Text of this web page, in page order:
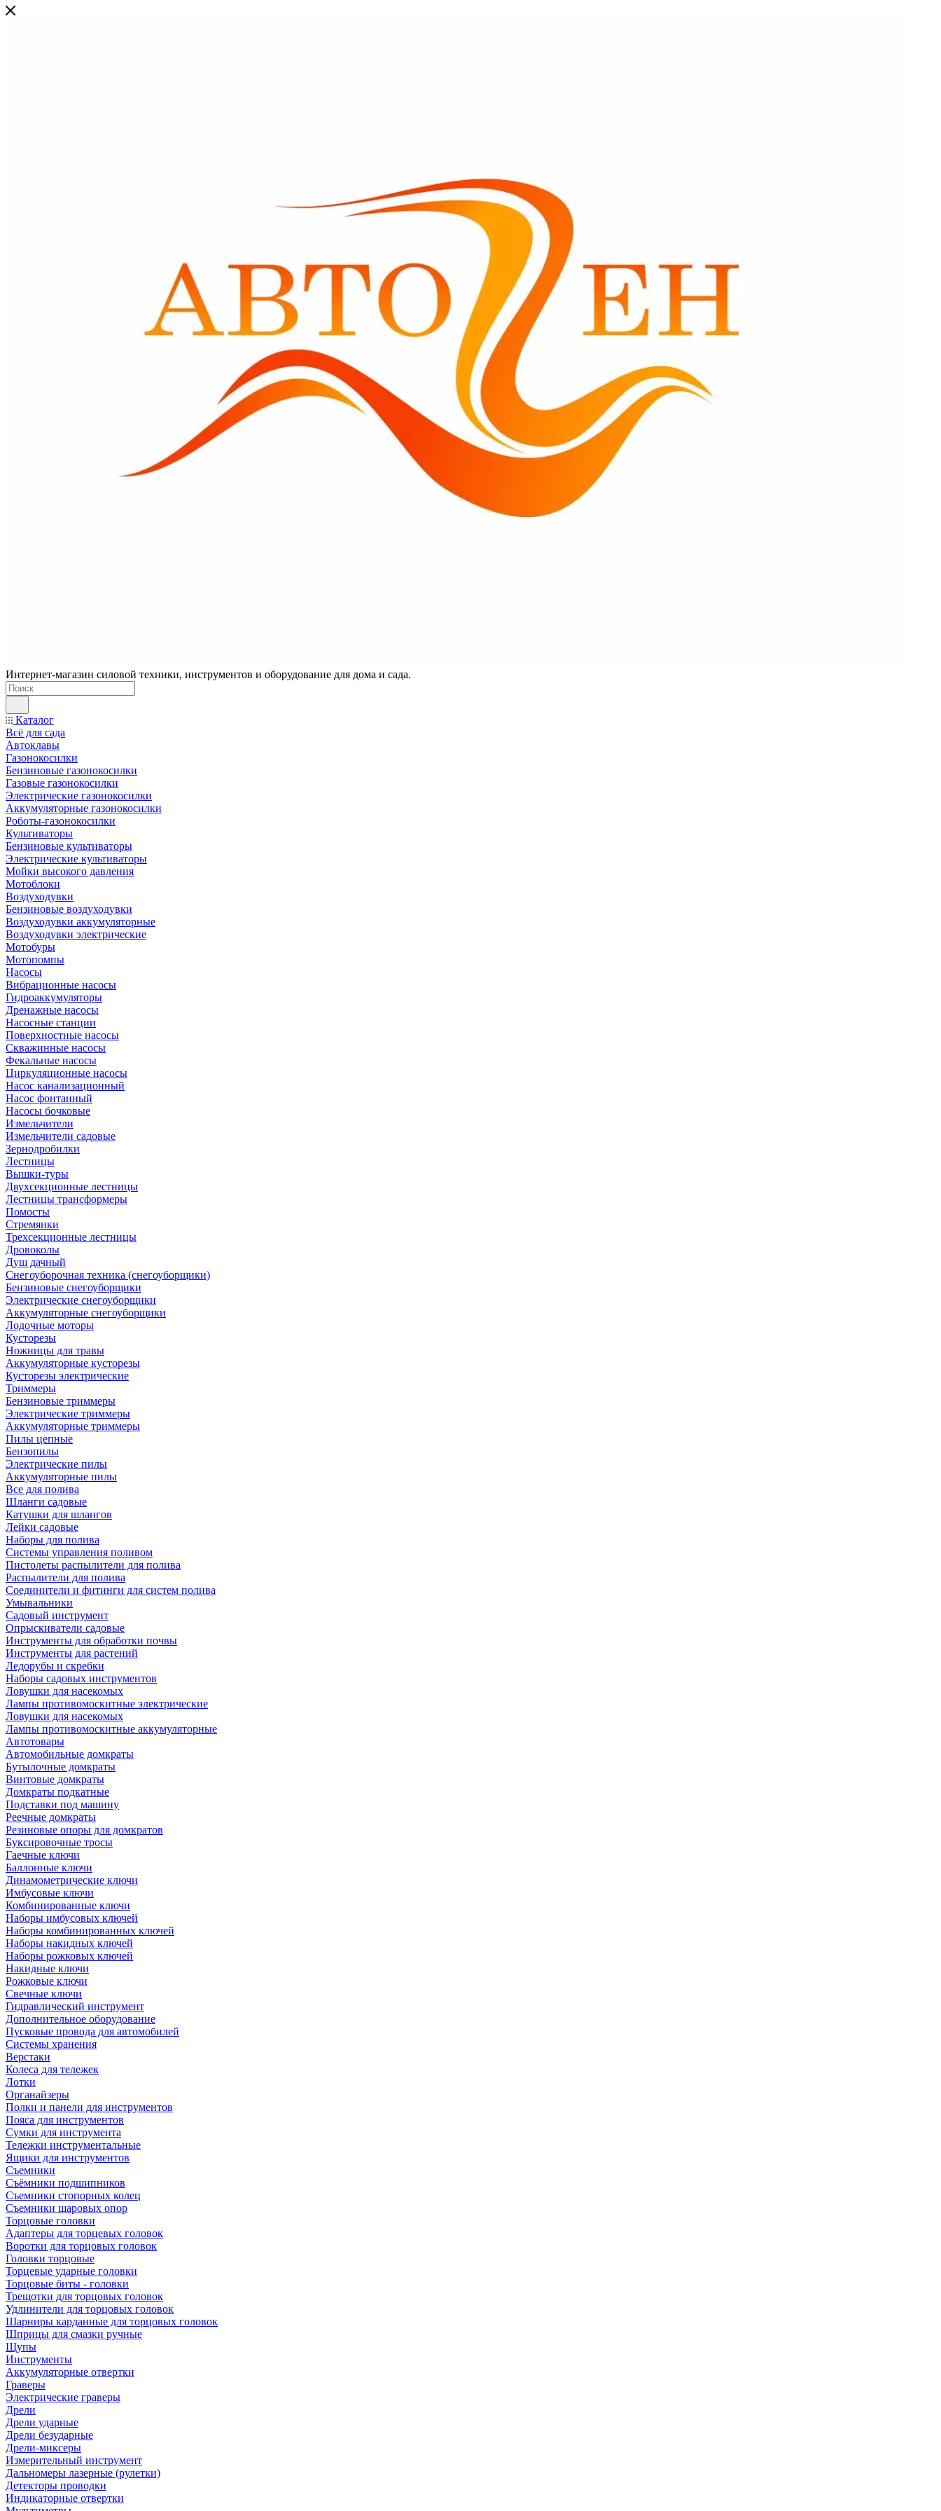
Интернет-магазин силовой техники, инструментов и оборудование для дома и сада.
Каталог
Всё для сада
Автоклавы
Газонокосилки
Бензиновые газонокосилки
Газовые газонокосилки
Электрические газонокосилки
Аккумуляторные газонокосилки
Роботы-газонокосилки
Культиваторы
Бензиновые культиваторы
Электрические культиваторы
Мойки высокого давления
Мотоблоки
Воздуходувки
Бензиновые воздуходувки
Воздуходувки аккумуляторные
Воздуходувки электрические
Мотобуры
Мотопомпы
Насосы
Вибрационные насосы
Гидроаккумуляторы
Дренажные насосы
Насосные станции
Поверхностные насосы
Скважинные насосы
Фекальные насосы
Циркуляционные насосы
Насос канализационный
Насос фонтанный
Насосы бочковые
Измельчители
Измельчители садовые
Зернодробилки
Лестницы
Вышки-туры
Двухсекционные лестницы
Лестницы трансформеры
Помосты
Стремянки
Трехсекционные лестницы
Дровоколы
Душ дачный
Снегоуборочная техника (снегоуборщики)
Бензиновые снегоуборщики
Электрические снегоуборщики
Аккумуляторные снегоуборщики
Лодочные моторы
Кусторезы
Ножницы для травы
Аккумуляторные кусторезы
Кусторезы электрические
Триммеры
Бензиновые триммеры
Электрические триммеры
Аккумуляторные триммеры
Пилы цепные
Бензопилы
Электрические пилы
Аккумуляторные пилы
Все для полива
Шланги садовые
Катушки для шлангов
Лейки садовые
Наборы для полива
Системы управления поливом
Пистолеты распылители для полива
Распылители для полива
Соединители и фитинги для систем полива
Умывальники
Садовый инструмент
Опрыскиватели садовые
Инструменты для обработки почвы
Инструменты для растений
Ледорубы и скребки
Наборы садовых инструментов
Ловушки для насекомых
Лампы противомоскитные электрические
Ловушки для насекомых
Лампы противомоскитные аккумуляторные
Автотовары
Автомобильные домкраты
Бутылочные домкраты
Винтовые домкраты
Домкраты подкатные
Подставки под машину
Реечные домкраты
Резиновые опоры для домкратов
Буксировочные тросы
Гаечные ключи
Баллонные ключи
Динамометрические ключи
Имбусовые ключи
Комбинированные ключи
Наборы имбусовых ключей
Наборы комбинированных ключей
Наборы накидных ключей
Наборы рожковых ключей
Накидные ключи
Рожковые ключи
Свечные ключи
Гидравлический инструмент
Дополнительное оборудование
Пусковые провода для автомобилей
Системы хранения
Верстаки
Колеса для тележек
Лотки
Органайзеры
Полки и панели для инструментов
Пояса для инструментов
Сумки для инструмента
Тележки инструментальные
Ящики для инструментов
Съемники
Съёмники подшипников
Съемники стопорных колец
Съемники шаровых опор
Торцовые головки
Адаптеры для торцевых головок
Воротки для торцовых головок
Головки торцовые
Торцевые ударные головки
Торцовые биты - головки
Трещотки для торцовых головок
Удлинители для торцовых головок
Шарниры карданные для торцовых головок
Шприцы для смазки ручные
Щупы
Инструменты
Аккумуляторные отвертки
Граверы
Электрические граверы
Дрели
Дрели ударные
Дрели безударные
Дрели-миксеры
Измерительный инструмент
Дальномеры лазерные (рулетки)
Детекторы проводки
Индикаторные отвертки